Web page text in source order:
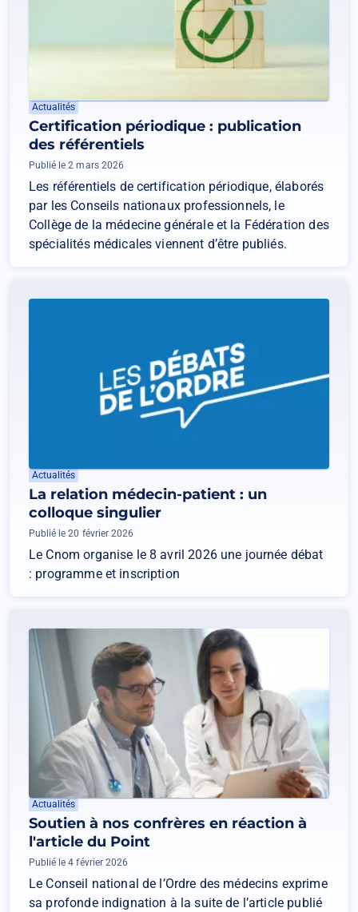
Actualités
Certification périodique : publication
des référentiels
Publié le 2 mars 2026
Les référentiels de certification périodique, élaborés
par les Conseils nationaux professionnels, le
Collège de la médecine générale et la Fédération des
spécialités médicales viennent d’être publiés.
Actualités
La relation médecin-patient : un
colloque singulier
Publié le 20 février 2026
Le Cnom organise le 8 avril 2026 une journée débat
: programme et inscription
Actualités
Soutien à nos confrères en réaction à
l'article du Point
Publié le 4 février 2026
Le Conseil national de l’Ordre des médecins exprime
sa profonde indignation à la suite de l’article publié